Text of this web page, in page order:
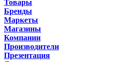
Товары
Бренды
Маркеты
Магазины
Компании
Производители
Презентация